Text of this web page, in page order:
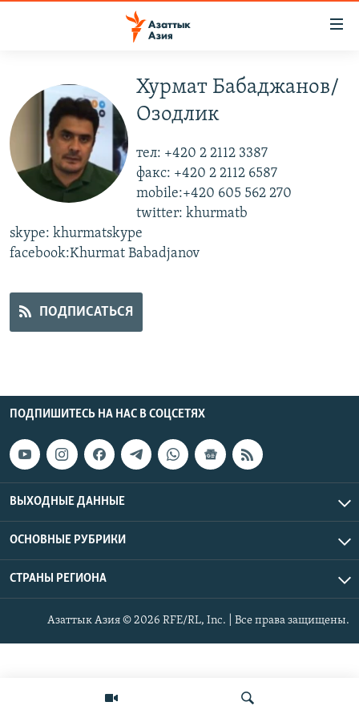
основному
содержанию
Вернутся
главной
навигации
Вернутся
ЦЕНТРАЛЬНАЯ АЗИЯ
КАЗАХСТАН
КЫРГЫЗСТАН
УЗБЕКИСТАН
ТАДЖИКИСТАН
НОВОСТИ
ВОЙНА В УКРАИНЕ
НА ДРУГИХ ЯЗЫКАХ
ҚАЗАҚША
КЫРГЫЗЧА
ЎЗБЕКЧА
TÜRKMENÇE
ПОДПИШИТЕСЬ НА НАС В СОЦСЕТЯХ
Все сайты РСЕ/РС
Хурмат Бабаджанов/
Озодлик
тел: +420 2 2112 3387
факс: +420 2 2112 6587
mobile:+420 605 562 270
twitter: khurmatb
skype: khurmatskype
facebook:Khurmat Babadjanov
ПОДПИСАТЬСЯ
ПОДПИШИТЕСЬ НА НАС В СОЦСЕТЯХ
ВЫХОДНЫЕ ДАННЫЕ
ОСНОВНЫЕ РУБРИКИ
СТРАНЫ РЕГИОНА
Азаттык Азия © 2026 RFE/RL, Inc. | Все права защищены.